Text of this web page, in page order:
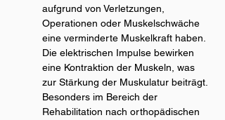
aufgrund von Verletzungen,
Operationen oder Muskelschwäche
eine verminderte Muskelkraft haben.
Die elektrischen Impulse bewirken
eine Kontraktion der Muskeln, was
zur Stärkung der Muskulatur beiträgt.
Besonders im Bereich der
Rehabilitation nach orthopädischen